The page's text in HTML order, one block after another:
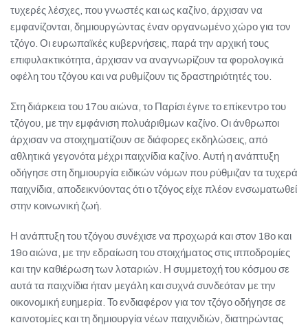
τυχερές λέσχες, που γνωστές και ως καζίνο, άρχισαν να
εμφανίζονται, δημιουργώντας έναν οργανωμένο χώρο για τον
τζόγο. Οι ευρωπαϊκές κυβερνήσεις, παρά την αρχική τους
επιφυλακτικότητα, άρχισαν να αναγνωρίζουν τα φορολογικά
οφέλη του τζόγου και να ρυθμίζουν τις δραστηριότητές του.
Στη διάρκεια του 17ου αιώνα, το Παρίσι έγινε το επίκεντρο του
τζόγου, με την εμφάνιση πολυάριθμων καζίνο. Οι άνθρωποι
άρχισαν να στοιχηματίζουν σε διάφορες εκδηλώσεις, από
αθλητικά γεγονότα μέχρι παιχνίδια καζίνο. Αυτή η ανάπτυξη
οδήγησε στη δημιουργία ειδικών νόμων που ρύθμιζαν τα τυχερά
παιχνίδια, αποδεικνύοντας ότι ο τζόγος είχε πλέον ενσωματωθεί
στην κοινωνική ζωή.
Η ανάπτυξη του τζόγου συνέχισε να προχωρά και στον 18ο και
19ο αιώνα, με την εδραίωση του στοιχήματος στις ιπποδρομίες
και την καθιέρωση των λοταριών. Η συμμετοχή του κόσμου σε
αυτά τα παιχνίδια ήταν μεγάλη και συχνά συνδεόταν με την
οικονομική ευημερία. Το ενδιαφέρον για τον τζόγο οδήγησε σε
καινοτομίες και τη δημιουργία νέων παιχνιδιών, διατηρώντας